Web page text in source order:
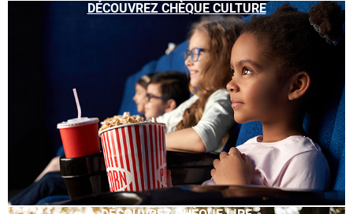
DÉCOUVREZ CHÈQUE CULTURE